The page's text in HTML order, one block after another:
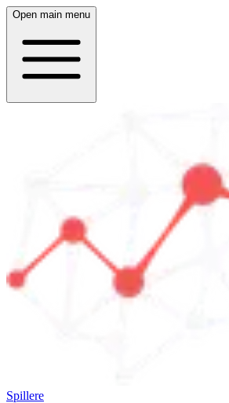
Open main menu
Spillere